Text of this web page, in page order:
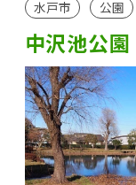
水戸市 公園
中沢池公園